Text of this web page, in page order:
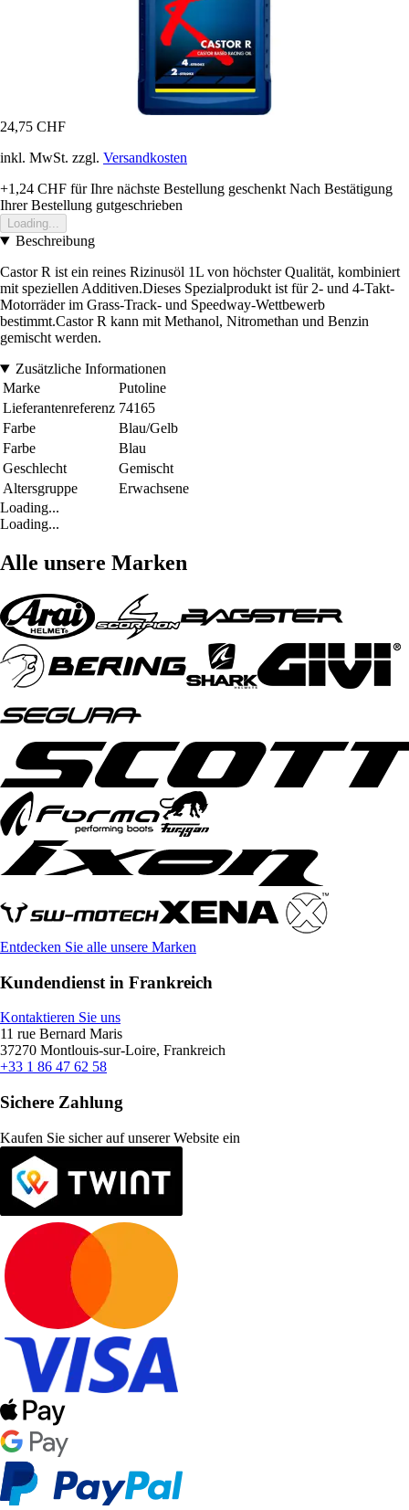
24,75 CHF
inkl. MwSt. zzgl. Versandkosten
+1,24 CHF für Ihre nächste Bestellung geschenkt Nach Bestätigung
Ihrer Bestellung gutgeschrieben
Loading...
Beschreibung
Castor R ist ein reines Rizinusöl 1L von höchster Qualität, kombiniert
mit speziellen Additiven.Dieses Spezialprodukt ist für 2- und 4-Takt-
Motorräder im Grass-Track- und Speedway-Wettbewerb
bestimmt.Castor R kann mit Methanol, Nitromethan und Benzin
gemischt werden.
Zusätzliche Informationen
Marke
Putoline
Lieferantenreferenz 74165
Farbe
Blau/Gelb
Farbe
Blau
Geschlecht
Gemischt
Altersgruppe
Erwachsene
Loading...
Loading...
Alle unsere Marken
Entdecken Sie alle unsere Marken
Kundendienst in Frankreich
Kontaktieren Sie uns
11 rue Bernard Maris
37270 Montlouis-sur-Loire, Frankreich
+33 1 86 47 62 58
Sichere Zahlung
Kaufen Sie sicher auf unserer Website ein